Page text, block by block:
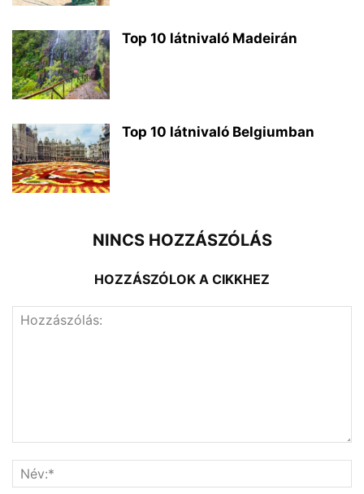
Top 10 látnivaló Madeirán
Top 10 látnivaló Belgiumban
NINCS HOZZÁSZÓLÁS
HOZZÁSZÓLOK A CIKKHEZ